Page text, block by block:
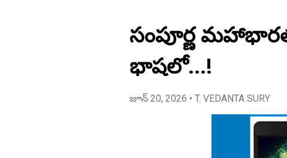
సంపూర్ణ
భాషలో...!
జూన్ 20, 2026 • T. VEDANTA SURY